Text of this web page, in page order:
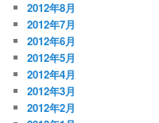
2012年8月
2012年7月
2012年6月
2012年5月
2012年4月
2012年3月
2012年2月